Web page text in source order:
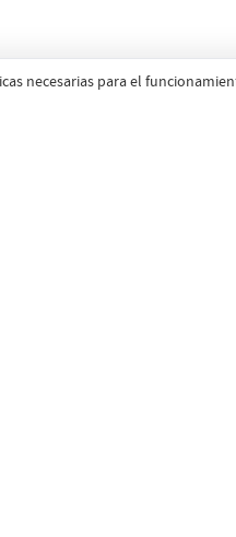
necesarias para el